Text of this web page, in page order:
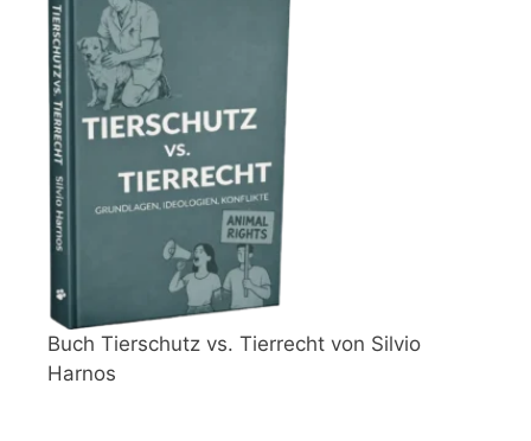
Buch Tierschutz vs. Tierrecht von Silvio
Harnos